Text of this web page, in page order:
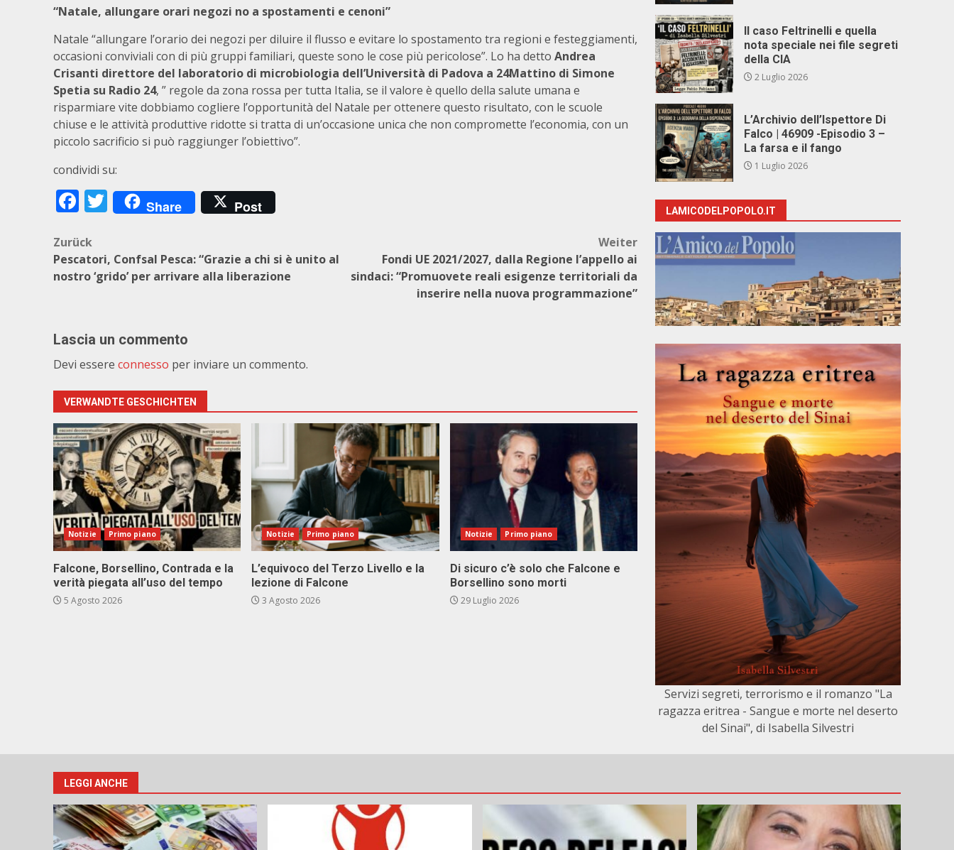
“Natale, allungare orari negozi no a spostamenti e cenoni”
Natale “allungare l’orario dei negozi per diluire il flusso e evitare lo spostamento tra regioni e festeggiamenti,
occasioni conviviali con di più gruppi familiari, queste sono le cose più pericolose”. Lo ha detto Andrea
Crisanti direttore del laboratorio di microbiologia dell’Università di Padova a 24Mattino di Simone
Spetia su Radio 24, ” regole da zona rossa per tutta Italia, se il valore è quello della salute umana e
risparmiare vite dobbiamo cogliere l’opportunità del Natale per ottenere questo risultato, con le scuole
chiuse e le attività produttive ridotte si tratta di un’occasione unica che non compromette l’economia, con un
piccolo sacrificio si può raggiunger l’obiettivo”.
condividi su:
Facebook
Twitter
Share Post
Beitragsnavigation
Zurück
Pescatori, Confsal Pesca: “Grazie a chi si è unito al
nostro ‘grido’ per arrivare alla liberazione
Weiter
Fondi UE 2021/2027, dalla Regione l’appello ai
sindaci: “Promuovete reali esigenze territoriali da
inserire nella nuova programmazione”
Lascia un commento
Devi essere connesso per inviare un commento.
VERWANDTE GESCHICHTEN
Notizie Primo piano
Falcone, Borsellino, Contrada e la
verità piegata all’uso del tempo
5 Agosto 2026
Notizie Primo piano
L’equivoco del Terzo Livello e la
lezione di Falcone
3 Agosto 2026
Notizie Primo piano
Di sicuro c’è solo che Falcone e
Borsellino sono morti
29 Luglio 2026
Il caso Feltrinelli e quella
nota speciale nei file segreti
della CIA
2 Luglio 2026
L’Archivio dell’Ispettore Di
Falco | 46909 -Episodio 3 –
La farsa e il fango
1 Luglio 2026
LAMICODELPOPOLO.IT
Servizi segreti, terrorismo e il romanzo "La
ragazza eritrea - Sangue e morte nel deserto
del Sinai", di Isabella Silvestri
LEGGI ANCHE